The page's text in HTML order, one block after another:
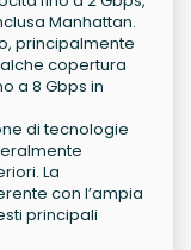
Manhattan.
principalmente
copertura
a 8 Gbps in
di tecnologie
La
con l’ampia
principali